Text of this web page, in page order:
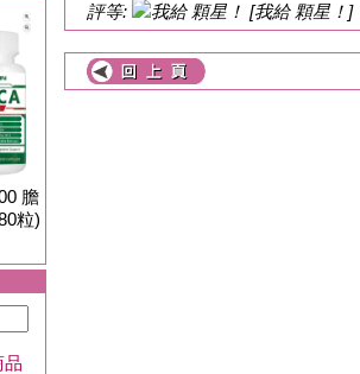
膽
粒)
品
評等: [我給 顆星！]